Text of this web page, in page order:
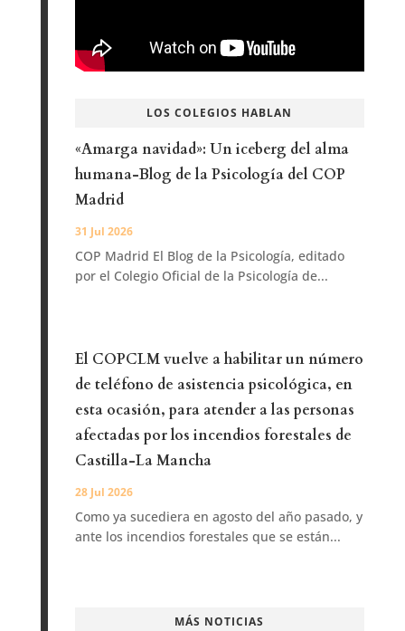
LOS COLEGIOS HABLAN
«Amarga navidad»: Un iceberg del alma
humana-Blog de la Psicología del COP
Madrid
31 Jul 2026
COP Madrid El Blog de la Psicología, editado
por el Colegio Oficial de la Psicología de...
El COPCLM vuelve a habilitar un número
de teléfono de asistencia psicológica, en
esta ocasión, para atender a las personas
afectadas por los incendios forestales de
Castilla-La Mancha
28 Jul 2026
Como ya sucediera en agosto del año pasado, y
ante los incendios forestales que se están...
MÁS NOTICIAS